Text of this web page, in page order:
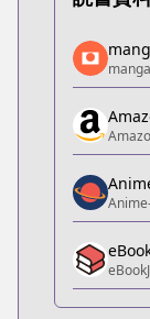
https://
Amazon
Amazon
https://
Anime-
Anime-
https://